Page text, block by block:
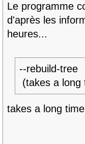
Le programme
d'après les
heures...
--rebuild-tree
(takes a long
takes a long